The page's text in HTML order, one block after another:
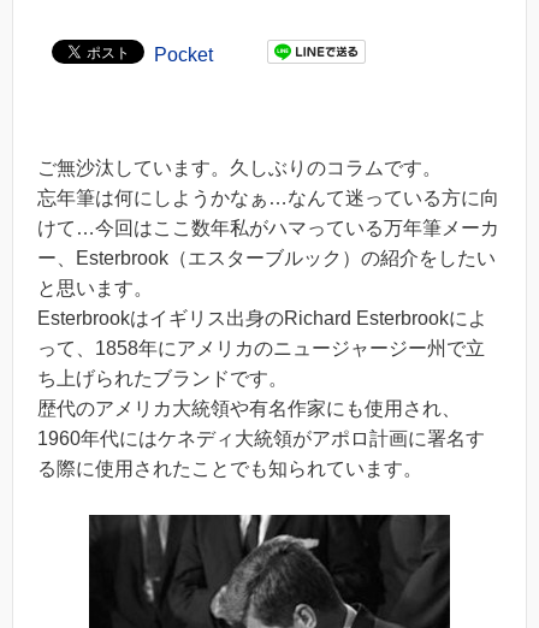
Pocket
ご無沙汰しています。久しぶりのコラムです。
忘年筆は何にしようかなぁ…なんて迷っている方に向
けて…今回はここ数年私がハマっている万年筆メーカ
ー、Esterbrook（エスターブルック）の紹介をしたい
と思います。
Esterbrookはイギリス出身のRichard Esterbrookによ
って、1858年にアメリカのニュージャージー州で立
ち上げられたブランドです。
歴代のアメリカ大統領や有名作家にも使用され、
1960年代にはケネディ大統領がアポロ計画に署名す
る際に使用されたことでも知られています。